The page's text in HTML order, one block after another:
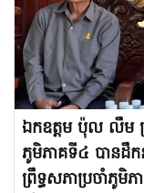
ឯកឧត្តម ប៉ុល លឹម ប្
ភូមិភាគទី៤ បានដឹ
ព្រឹទ្ធសភាប្រចាំភូ